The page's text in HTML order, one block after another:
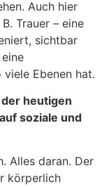
Auch hier
Trauer – eine
sichtbar
Ebenen hat.
heutigen
soziale und
Alles daran. Der
körperlich